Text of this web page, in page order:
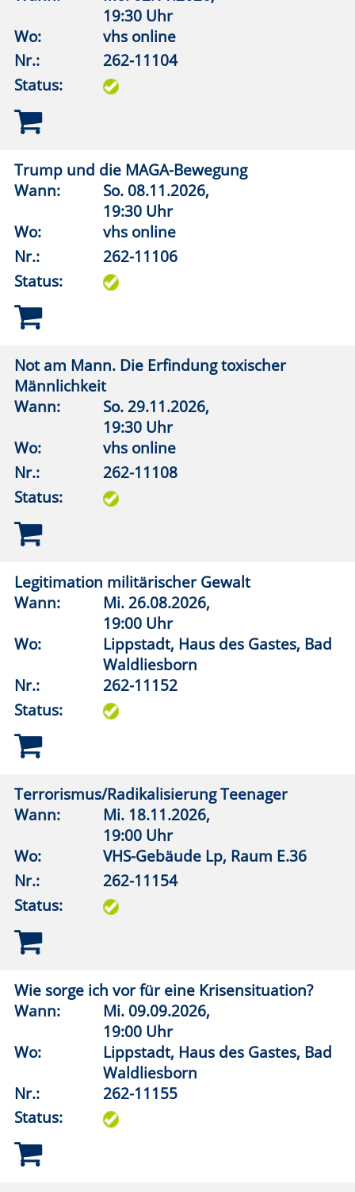
Legitimation militärischer Gewalt
Wann:
26.08.2026,
19:00 Uhr
Wo:
Lippstadt, Haus des Gastes, Bad
Waldliesborn
Nr.:
262-11152
Status:
Terrorismus/Radikalisierung Teenager
18.11.2026,
19:00 Uhr
Wo:
VHS-Gebäude Lp, Raum E.36
Nr.:
262-11154
Status:
Wann:
Mi.09.09.2026,
19:00 Uhr
Wo:
Lippstadt, Haus des Gastes, Bad
Waldliesborn
262-11155
Status:
Süß statt bitter - Orangen aus Italien
Wann:
Wo:
VHS-Gebäude Lp, Foyer
Nr.:
262-11411
Island - Im Rausch der Sinne
Wann:
Mi.07.10.2026,
19:00 Uhr
Wo:
Status:
Kanada & Alaska – Into the Wild
Wann:
10.11.2026,
19:00 Uhr
Erwitte, Städtisches Gymnasium,
Nr.:
Biäelske Plattduitske Schaule (Plattdeutsche
Schule)
Mo.14.09.2026,
19:30 Uhr
Wo:
Warstein, Altes Rathaus Belecke
262-12204
Status: